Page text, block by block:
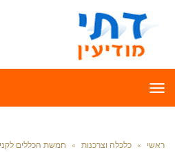
תפריט
ראשי » כלכלה וצרכנות » חמשת הכללים